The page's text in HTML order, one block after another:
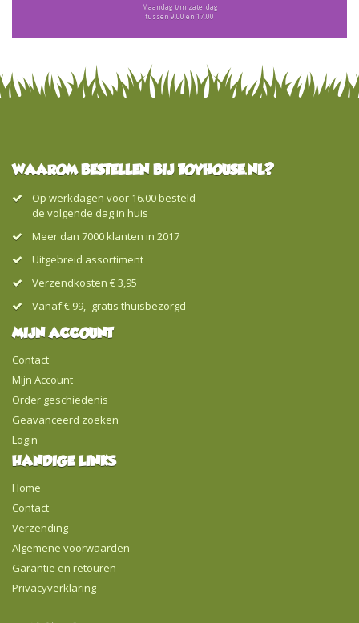
Maandag t/m zaterdag
tussen 9.00 en 17.00
WAAROM BESTELLEN BIJ TOYHOUSE.NL?
Op werkdagen voor 16.00 besteld
de volgende dag in huis
Meer dan 7000 klanten in 2017
Uitgebreid assortiment
Verzendkosten € 3,95
Vanaf € 99,- gratis thuisbezorgd
MIJN ACCOUNT
Contact
Mijn Account
Order geschiedenis
Geavanceerd zoeken
Login
HANDIGE LINKS
Home
Contact
Verzending
Algemene voorwaarden
Garantie en retouren
Privacyverklaring